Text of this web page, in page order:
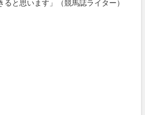
ると思います」（競馬誌ライター）